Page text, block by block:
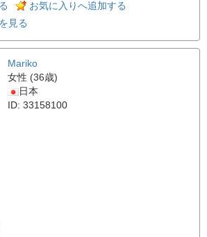
お気に入りへ追加する
見る
Mariko
女性 (36歳)
日本
ID: 33158100